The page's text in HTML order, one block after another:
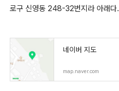
로구 신영동 248-32번지라 아래다.
네이버 지도
map.naver.com